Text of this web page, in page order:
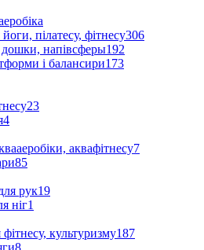
пілатесу, фітнесу306
дошки, напівсферы192
і балансири173
23
4
аквафітнесу7
85
рук19
ніг1
культуризму187
8